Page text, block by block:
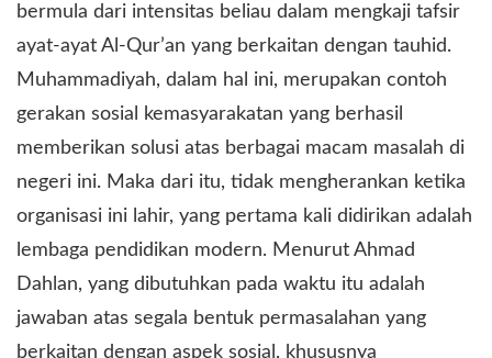
bermula dari intensitas beliau dalam mengkaji tafsir
ayat-ayat Al-Qur’an yang berkaitan dengan tauhid.
Muhammadiyah, dalam hal ini, merupakan contoh
gerakan sosial kemasyarakatan yang berhasil
memberikan solusi atas berbagai macam masalah di
negeri ini. Maka dari itu, tidak mengherankan ketika
organisasi ini lahir, yang pertama kali didirikan adalah
lembaga pendidikan modern. Menurut Ahmad
Dahlan, yang dibutuhkan pada waktu itu adalah
jawaban atas segala bentuk permasalahan yang
berkaitan dengan aspek sosial, khususnya